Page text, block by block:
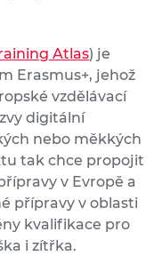
Atlas) je
Erasmus+, jehož
vzdělávací
digitální
nebo měkkých
tak chce propojit
v Evropě a
přípravy v oblasti
kvalifikace pro
i zítřka.